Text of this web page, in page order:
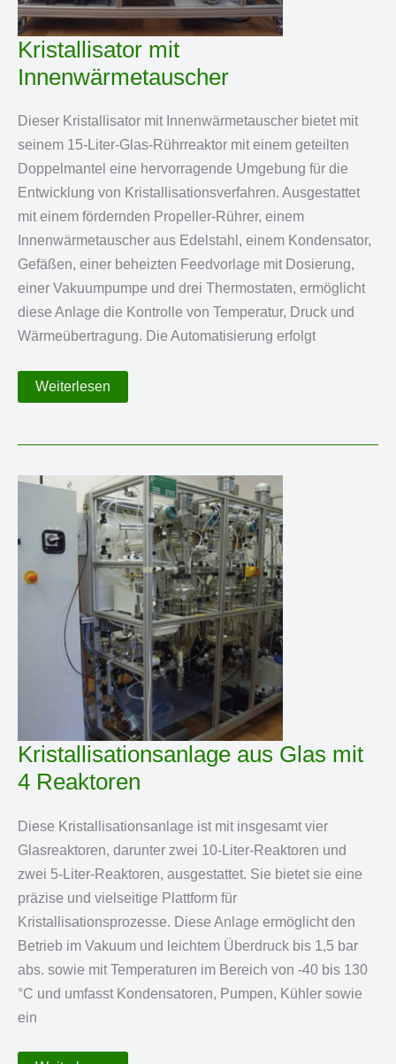
Kristallisator mit
Innenwärmetauscher
Dieser Kristallisator mit Innenwärmetauscher bietet mit
seinem 15-Liter-Glas-Rührreaktor mit einem geteilten
Doppelmantel eine hervorragende Umgebung für die
Entwicklung von Kristallisationsverfahren. Ausgestattet
mit einem fördernden Propeller-Rührer, einem
Innenwärmetauscher aus Edelstahl, einem Kondensator,
Gefäßen, einer beheizten Feedvorlage mit Dosierung,
einer Vakuumpumpe und drei Thermostaten, ermöglicht
diese Anlage die Kontrolle von Temperatur, Druck und
Wärmeübertragung. Die Automatisierung erfolgt
Kristallisator
mit
Weiterlesen
Kristallisationsanlage aus Glas mit
4 Reaktoren
Diese Kristallisationsanlage ist mit insgesamt vier
Glasreaktoren, darunter zwei 10-Liter-Reaktoren und
zwei 5-Liter-Reaktoren, ausgestattet. Sie bietet sie eine
präzise und vielseitige Plattform für
Kristallisationsprozesse. Diese Anlage ermöglicht den
Betrieb im Vakuum und leichtem Überdruck bis 1,5 bar
abs. sowie mit Temperaturen im Bereich von -40 bis 130
°C und umfasst Kondensatoren, Pumpen, Kühler sowie
ein